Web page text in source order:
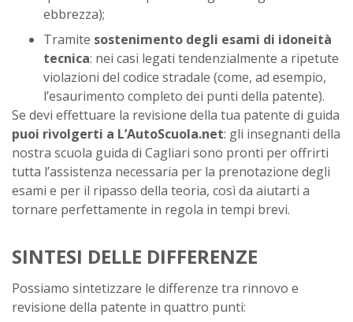
ebbrezza);
Tramite sostenimento degli esami di idoneità
tecnica: nei casi legati tendenzialmente a ripetute
violazioni del codice stradale (come, ad esempio,
l’esaurimento completo dei punti della patente).
Se devi effettuare la revisione della tua patente di guida
puoi rivolgerti a L’AutoScuola.net: gli insegnanti della
nostra scuola guida di Cagliari sono pronti per offrirti
tutta l’assistenza necessaria per la prenotazione degli
esami e per il ripasso della teoria, così da aiutarti a
tornare perfettamente in regola in tempi brevi.
SINTESI DELLE DIFFERENZE
Possiamo sintetizzare le differenze tra rinnovo e
revisione della patente in quattro punti: